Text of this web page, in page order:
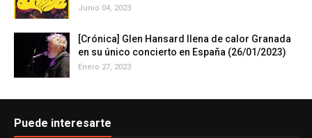
Junio 04, 2023
[Crónica] Glen Hansard llena de calor Granada
en su único concierto en España (26/01/2023)
Enero 27, 2023
Puede interesarte